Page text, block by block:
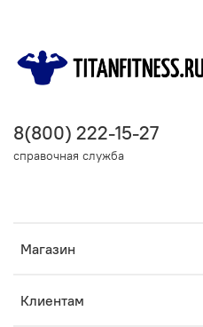
Магазин
Клиентам
8(800) 222-15-27
справочная служба